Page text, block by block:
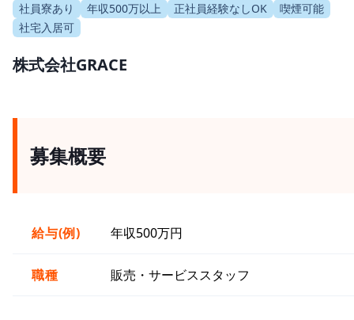
社員寮あり
年収500万以上 正社員経験なしOK
喫煙可能
社宅入居可
株式会社GRACE
募集概要
給与(例) 年収500万円
職種 販売・サービススタッフ